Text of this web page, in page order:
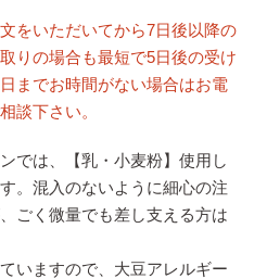
をいただいてから7日後以降の
りの場合も最短で5日後の受け
までお時間がない場合はお電
談下さい。
では、【乳・小麦粉】使用し
。混入のないように細心の注
ごく微量でも差し支える方は
いますので、大豆アレルギー